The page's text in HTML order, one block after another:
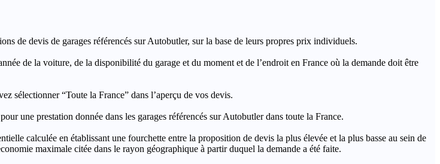
de devis de garages référencés sur Autobutler, sur la base de leurs propres prix individuels.
de la voiture, de la disponibilité du garage et du moment et de l’endroit en France où la demande doit être
sélectionner “Toute la France” dans l’aperçu de vos devis.
une prestation donnée dans les garages référencés sur Autobutler dans toute la France.
calculée en établissant une fourchette entre la proposition de devis la plus élevée et la plus basse au sein de
maximale citée dans le rayon géographique à partir duquel la demande a été faite.